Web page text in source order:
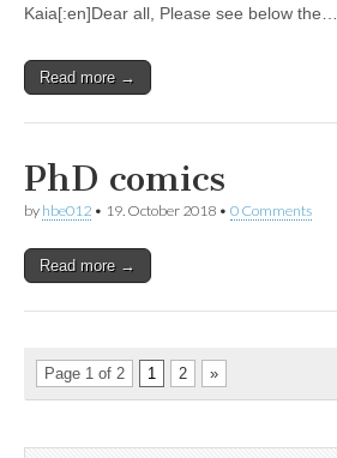
Kaia[:en]Dear all, Please see below the…
Read more →
PhD comics
by hbe012 • 19. October 2018 • 0 Comments
Read more →
Page 1 of 2 1 2 »